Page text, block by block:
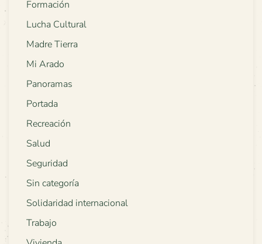
Formación
Lucha Cultural
Madre Tierra
Mi Arado
Panoramas
Portada
Recreación
Salud
Seguridad
Sin categoría
Solidaridad internacional
Trabajo